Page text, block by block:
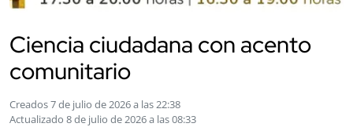
Ciencia ciudadana con acento
comunitario
Creados 7 de julio de 2026 a las 22:38
Actualizado 8 de julio de 2026 a las 08:33